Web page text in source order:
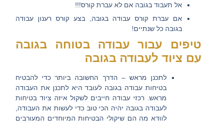
אל תעבוד בגובה אם לא עברת קורס!!!
אם עברת קורס עבודה בגובה, בצע קורס רענון עבודה
בגובה כל שנתיים!
טיפים עבור עבודה בטוחה בגובה
עם ציוד לעבודה בגובה
לתכנן מראש – הדרך החשובה ביותר כדי להבטיח
בטיחות עבודה בגובה לעובד היא לתכנן את העבודה
מראש. רכזי עבודה חייבים לשקול איזה ציוד בטיחות
לעבודה בגובה יהיה הכי טוב כדי לעשות את העבודה,
לוודא מה הם שיקולי הבטיחות המיוחדים המעורבים